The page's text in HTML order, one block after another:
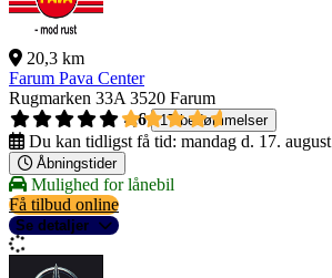
20,3 km
Farum Pava Center
Rugmarken 33A 3520 Farum
4,6
17 bedømmelser
Du kan tidligst få tid: mandag d. 17. august
Åbningstider
Mulighed for lånebil
Få tilbud online
Se detaljer